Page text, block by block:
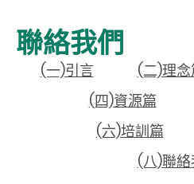
聯絡我們
(一)引言 (二)理
(四)資源篇
(六)培訓篇
(八)聯